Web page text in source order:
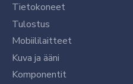
Tietokoneet
Tulostus
Mobiililaitteet
Kuva ja ääni
Komponentit